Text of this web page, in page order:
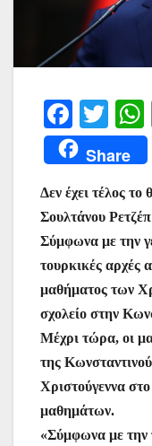
F
a
c
e
b
o
o
k
T
w
itt
er
Share
Δεν έχει τέλος
Σουλτάνου
Σύμφωνα με την
τουρκικές αρχές
μαθήματος των
σχολείο στην
Mέχρι τώρα, οι
της
Χριστούγεννα
μαθημάτων.
«Σύμφωνα με την